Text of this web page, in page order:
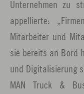
Unternehmen zu
appellierte:
Mitarbeiter und
sie bereits an Bord
und Digitalisierung
MAN Truck &